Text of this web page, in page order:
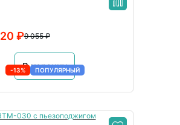
9 055 ₽
₽
В корзину
-13% ПОПУЛЯРНЫЙ